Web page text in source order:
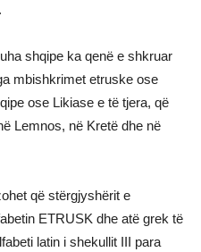
shqipe ka qenë e shkruar
mbishkrimet etruske ose
ose Likiase e të tjera, që
Lemnos, në Kretë dhe në
që stërgjyshërit e
ETRUSK dhe atë grek të
latin i shekullit III para